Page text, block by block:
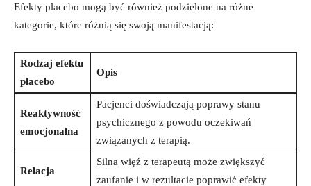
Efekty placebo mogą być również podzielone na różne
kategorie, które różnią się swoją manifestacją:
Rodzaj efektu
placebo
Opis
Reaktywność
emocjonalna
Pacjenci doświadczają poprawy stanu
psychicznego z powodu oczekiwań
związanych z terapią.
Relacja
Silna więź z terapeutą może zwiększyć
zaufanie i w rezultacie poprawić efekty